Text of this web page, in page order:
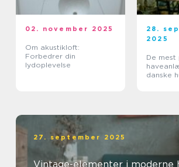
02. november 2025
Om akustikloft:
Forbedrer din
lydoplevelse
28.
2025
De
danske
27. september 2025
Vintage-elementer i moderne